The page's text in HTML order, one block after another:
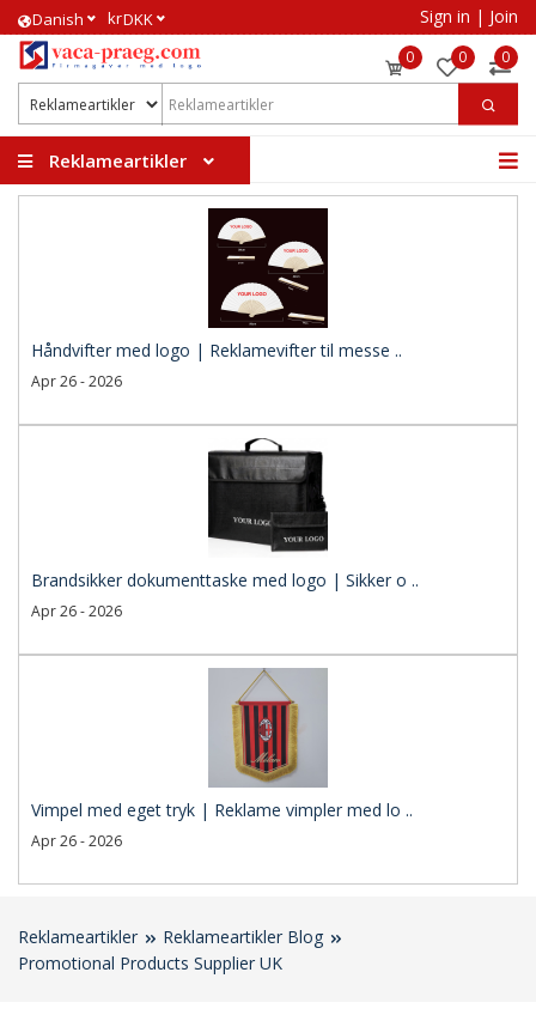
​Danish krDKK Sign in | Join
0 0 0
Reklameartikler
Håndvifter med logo | Reklamevifter til messe ..
Apr 26 - 2026
Brandsikker dokumenttaske med logo | Sikker o ..
Apr 26 - 2026
Vimpel med eget tryk | Reklame vimpler med lo ..
Apr 26 - 2026
Reklameartikler
Reklameartikler Blog
Promotional Products Supplier UK